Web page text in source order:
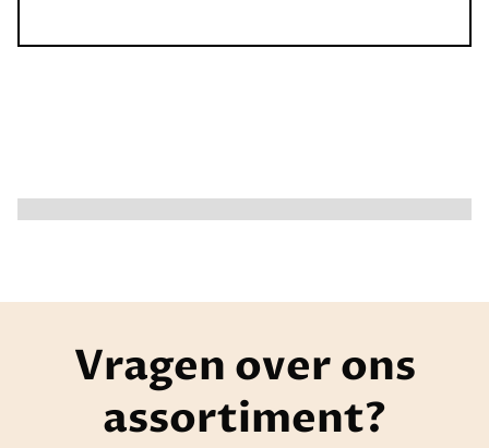
Vragen over ons
assortiment?